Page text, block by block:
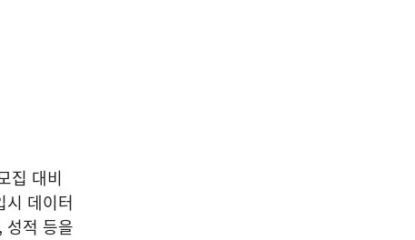
집 대비
시 데이터
성적 등을